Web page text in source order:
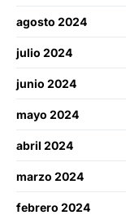
agosto 2024
julio 2024
junio 2024
mayo 2024
abril 2024
marzo 2024
febrero 2024